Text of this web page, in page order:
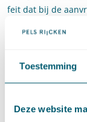
Toestemming
Deze website
feit dat bij de
is gedaan kan
niet te
kunnen